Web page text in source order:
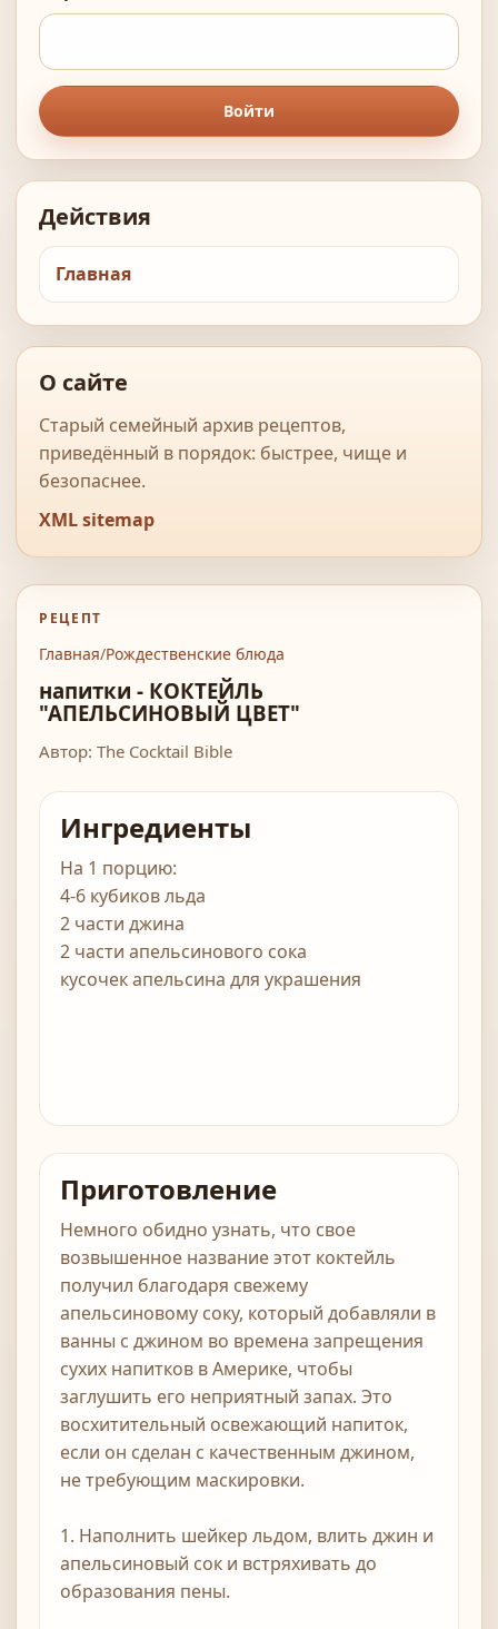
Войти
Действия
Главная
О сайте
Старый семейный архив рецептов,
приведённый в порядок: быстрее, чище и
безопаснее.
XML sitemap
РЕЦЕПТ
Главная/Рождественские блюда
напитки - КОКТЕЙЛЬ
"АПЕЛЬСИНОВЫЙ ЦВЕТ"
Автор: The Cocktail Bible
Ингредиенты
На 1 порцию:
4-6 кубиков льда
2 части джина
2 части апельсинового сока
кусочек апельсина для украшения
Приготовление
Немного обидно узнать, что свое
возвышенное название этот коктейль
получил благодаря свежему
апельсиновому соку, который добавляли в
ванны с джином во времена запрещения
сухих напитков в Америке, чтобы
заглушить его неприятный запах. Это
восхитительный освежающий напиток,
если он сделан с качественным джином,
не требующим маскировки.
1. Наполнить шейкер льдом, влить джин и
апельсиновый сок и встряхивать до
образования пены.